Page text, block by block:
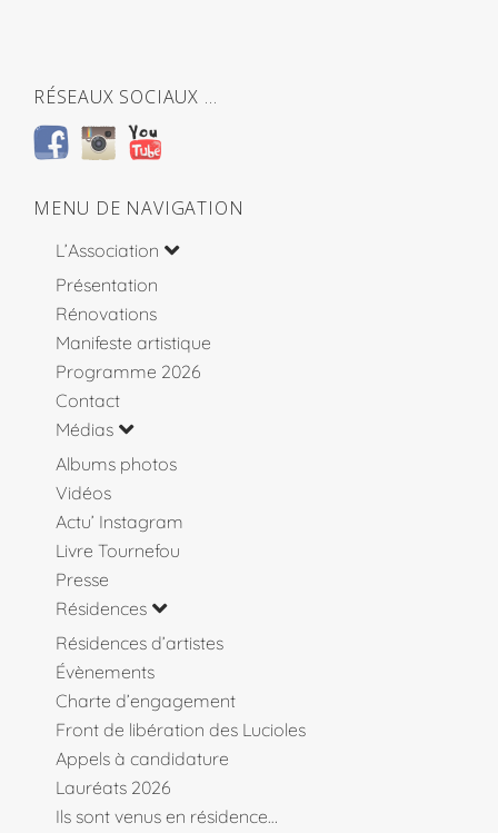
RÉSEAUX SOCIAUX …
MENU DE NAVIGATION
L’Association
Présentation
Rénovations
Manifeste artistique
Programme 2026
Contact
Médias
Albums photos
Vidéos
Actu’ Instagram
Livre Tournefou
Presse
Résidences
Résidences d’artistes
Évènements
Charte d’engagement
Front de libération des Lucioles
Appels à candidature
Lauréats 2026
Ils sont venus en résidence…